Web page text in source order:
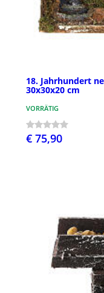
18. Jahrhundert
30x30x20 cm
VORRÄTIG
€ 75,90